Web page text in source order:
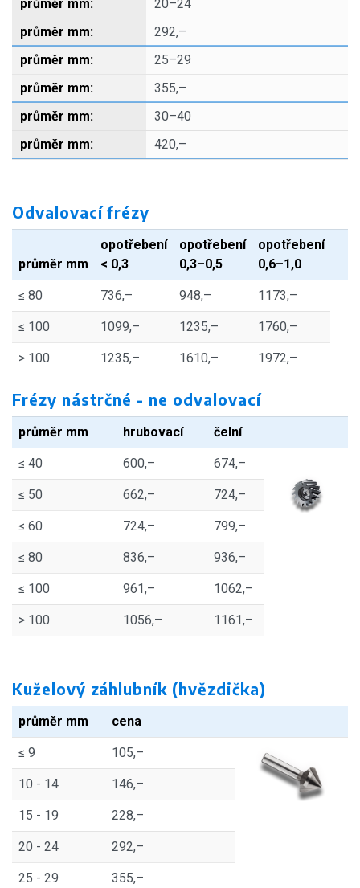
20–24
292,–
25–29
355,–
30–40
420,–
Odvalovací frézy
průměr mm
opotřebení
< 0,3
opotřebení
0,3–0,5
opotřebení
0,6–1,0
≤ 80 736,– 948,– 1173,–
≤ 100 1099,– 1235,– 1760,–
> 100 1235,– 1610,– 1972,–
Frézy nástrčné - ne odvalovací
průměr mm hrubovací čelní
≤ 40 600,– 674,–
≤ 50 662,– 724,–
≤ 60 724,– 799,–
≤ 80 836,– 936,–
≤ 100 961,– 1062,–
> 100 1056,– 1161,–
Kuželový záhlubník (hvězdička)
průměr mm cena
≤ 9 105,–
10 - 14 146,–
15 - 19 228,–
20 - 24 292,–
25 - 29 355,–